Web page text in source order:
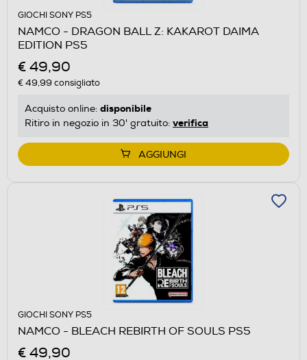
GIOCHI SONY PS5
NAMCO - DRAGON BALL Z: KAKAROT DAIMA
EDITION PS5
€ 49,90
€ 49,99 consigliato
Acquisto online: disponibile
Ritiro in negozio in 30' gratuito: verifica
AGGIUNGI
GIOCHI SONY PS5
NAMCO - BLEACH REBIRTH OF SOULS PS5
€ 49,90